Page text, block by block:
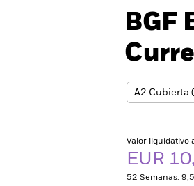
BGF
Valor liquidativo
EUR
52 Semanas: